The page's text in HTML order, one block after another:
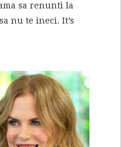
sa renunti la
nu te ineci. It’s